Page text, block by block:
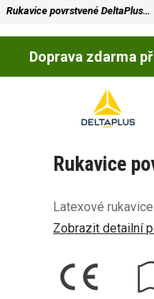
Rukavice povrstvené DeltaPlus…
Doprava zdarma
Rukavice
Latexové
Zobrazit detailní